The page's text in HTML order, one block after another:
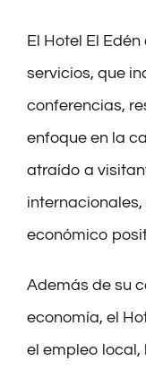
El Hotel El
servicios, que
conferencias,
enfoque en la
atraído a
económico
Además de su
economía, el
el empleo